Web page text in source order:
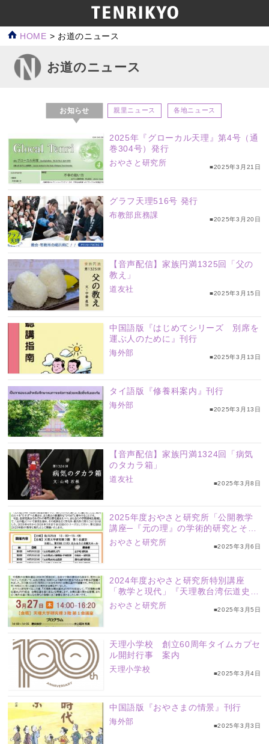
HOME > お道のニュース
お道のニュース
お知らせ 親里ニュース 各地ニュース
2025年『グローカル天理』第4号（通
巻304号）発行
おやさと研究所
■2025年3月21日
グラフ天理516号 発行
布教部庶務課
■2025年3月20日
【音声配信】家族円満1325回「父の
教え」
道友社
■2025年3月15日
中国語版『はじめてシリーズ 別席を
運ぶ人のために』刊行
海外部
■2025年3月13日
タイ語版『修養科案内』刊行
海外部
■2025年3月13日
【音声配信】家族円満1324回「病気
のタカラ箱」
道友社
■2025年3月8日
2025年度おやさと研究所「公開教学
講座─『元の理』の学術的研究とその
新しい展開を求めて─」
おやさと研究所 ■2025年3月6日
2024年度おやさと研究所特別講座
「教学と現代」『天理教台湾伝道史』
刊行記念 台湾伝道を振り返る
おやさと研究所 ■2025年3月5日
天理小学校 創立60周年タイムカプセ
ル開封行事 案内
天理小学校
■2025年3月4日
中国語版『おやさまの情景』刊行
海外部
■2025年3月3日